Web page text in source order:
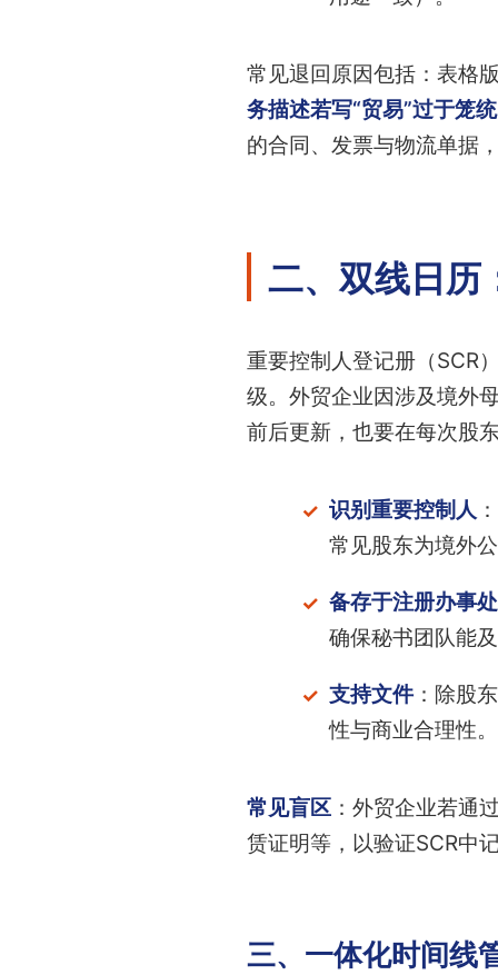
常见退回原因包括：表格
务描述若写“贸易”过于笼
的合同、发票与物流单据
二、双线日历
重要控制人登记册（SCR
级。外贸企业因涉及境外
前后更新，也要在每次股
识别重要控制人
常见股东为境外
备存于注册办事处
确保秘书团队能
支持文件：除股
性与商业合理性。
常见盲区 ：外贸企业若通
赁证明等，以验证SCR中
三、一体化时间线